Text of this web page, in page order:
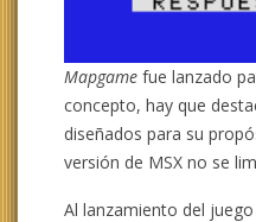
Mapgame fue lanzado
concepto, hay que
diseñados para su
versión de MSX no se
Al lanzamiento del